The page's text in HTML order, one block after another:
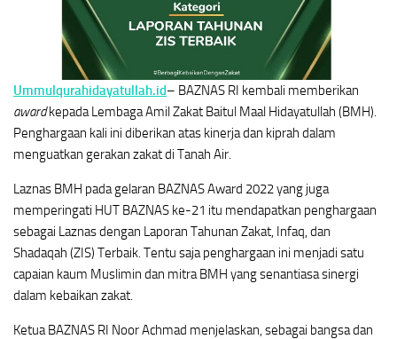
Ummulqurahidayatullah.id– BAZNAS RI kembali memberikan
awardkepada Lembaga Amil Zakat Baitul Maal Hidayatullah (BMH).
Penghargaan kali ini diberikan atas kinerja dan kiprah dalam
menguatkan gerakan zakat di Tanah Air.
Laznas BMH pada gelaran BAZNAS Award 2022 yang juga
memperingati HUT BAZNAS ke-21 itu mendapatkan penghargaan
sebagai Laznas dengan Laporan Tahunan Zakat, Infaq, dan
Shadaqah (ZIS) Terbaik. Tentu saja penghargaan ini menjadi satu
capaian kaum Muslimin dan mitra BMH yang senantiasa sinergi
dalam kebaikan zakat.
Ketua BAZNAS RI Noor Achmad menjelaskan, sebagai bangsa dan